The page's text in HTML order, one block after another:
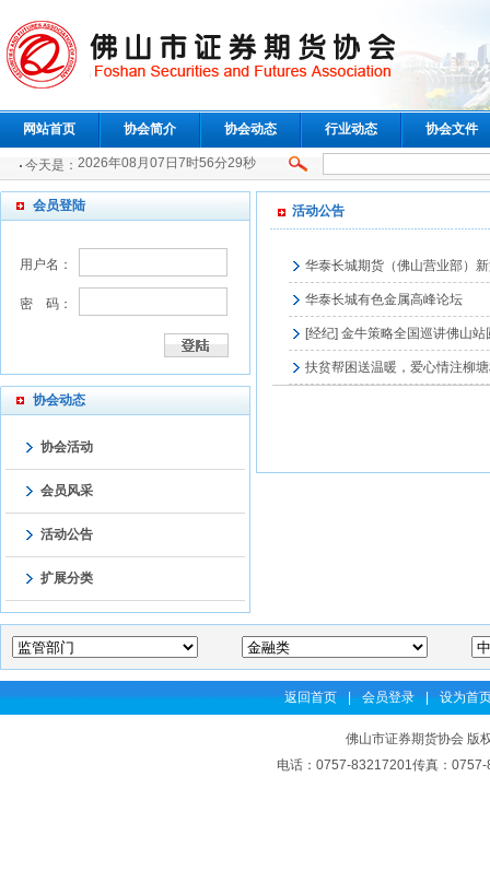
网站首页 协会简介 协会动态 行业动态 协会文件
今天是： 2026年08月07日7时56分29秒
会员登陆
用户名：
密 码：
协会动态
协会活动
会员风采
活动公告
扩展分类
活动公告
华泰长城期货（佛山营业部）
华泰长城有色金属高峰论坛
[经纪] 金牛策略全国巡讲佛山站
扶贫帮困送温暖，爱心情注柳
返回首页 | 会员登录 | 设为首
佛山市证券期货协会 版
电话：0757-83217201传真：